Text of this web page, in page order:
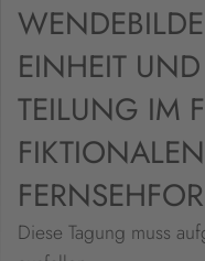
EINHEIT
TEILUNG IM
FIKTIONALEN
Diese Tagung muss